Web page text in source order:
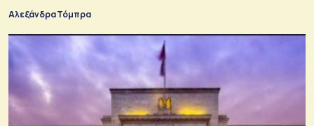
Αλεξάνδρα Τόμπρα